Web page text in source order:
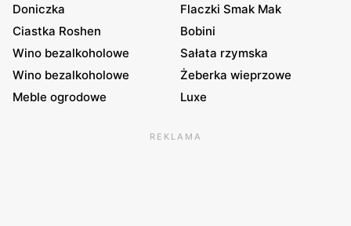
Doniczka
Flaczki Smak Mak
Ciastka Roshen
Bobini
Wino bezalkoholowe
Sałata rzymska
Wino bezalkoholowe
Żeberka wieprzowe
Meble ogrodowe
Luxe
REKLAMA